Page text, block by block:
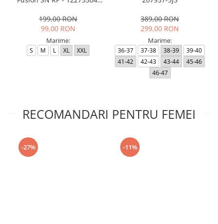
199,00 RON
99,00 RON
Marime:
S M L XL XXL
389,00 RON
299,00 RON
Marime:
36-37 37-38 38-39
39-40
41-42
42-43 43-44
45-46
46-47
RECOMANDARI PENTRU FEMEI
-27% -11%